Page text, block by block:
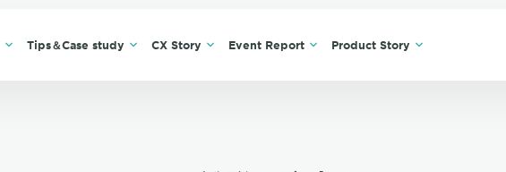
Tips＆Case study CX Story Event Report Product Story